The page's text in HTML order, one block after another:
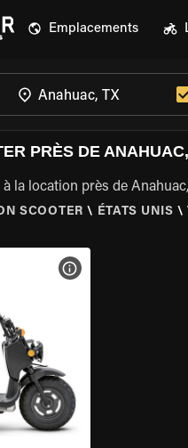
Emplacements
PRÈS DE
la location près de
SCOOTER \ ÉTATS UNIS \
VOIR LES